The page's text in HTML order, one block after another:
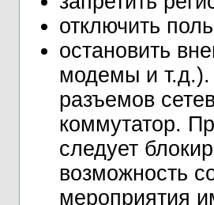
отключить
остановить
модемы и т.д.).
разъемов
коммутатор.
следует
возможность
мероприятия